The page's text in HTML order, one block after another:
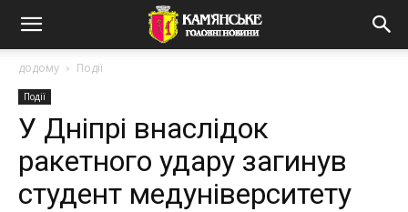
додому Події
Події
У Дніпрі внаслідок
ракетного удару загинув
студент медуніверситету